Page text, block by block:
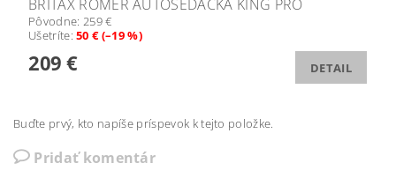
BRITAX RÖMER AUTOSEDAČKA KING PRO
Pôvodne: 259 €
Ušetríte:50 € (–19 %)
209 € DETAIL
Buďte prvý, kto napíše príspevok k tejto položke.
Pridať komentár